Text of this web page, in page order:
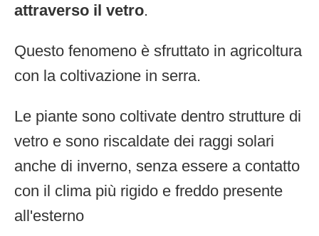
attraverso il vetro.
Questo fenomeno è sfruttato in agricoltura
con la coltivazione in serra.
Le piante sono coltivate dentro strutture di
vetro e sono riscaldate dei raggi solari
anche di inverno, senza essere a contatto
con il clima più rigido e freddo presente
all'esterno